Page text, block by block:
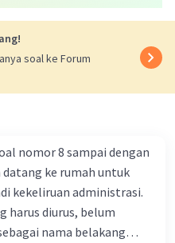
yang mendukung
di berbagai
soal ke Forum
nomor 8 sampai dengan
datang ke rumah untuk
kekeliruan administrasi.
harus diurus, belum
nama belakang